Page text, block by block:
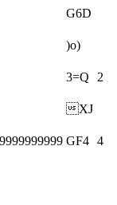
G6D
)o)
3=Q 2
XJ
GF4 4